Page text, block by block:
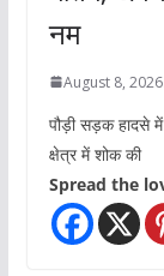
नम
August 8, 2026
पौड़ी सड़क हादसे
क्षेत्र में शोक की
Spread the